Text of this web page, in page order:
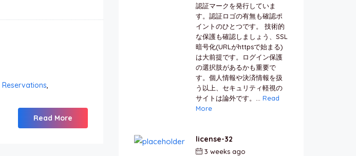
Reservations,
Read More
認証マークを発行していま
す。認証ロゴの有無も確認ポ
イントのひとつです。 技術的
な保護も確認しましょう、SSL
暗号化(URLがhttpsで始まる)
は大前提です。ログイン保護
の選択肢があるかも重要で
す。個人情報や決済情報を扱
う以上、セキュリティ軽視の
サイトは論外です。... Read
More
license-32
3 weeks ago